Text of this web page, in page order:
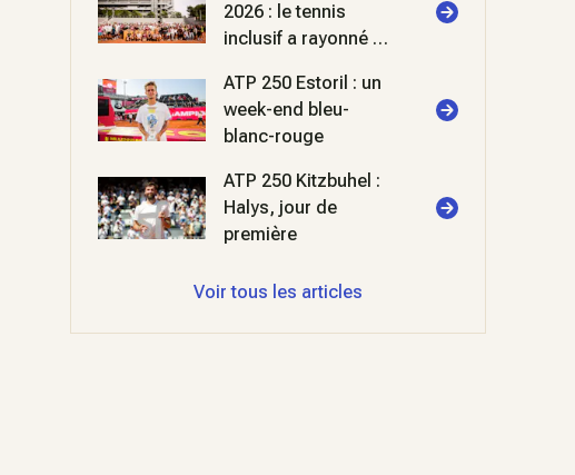
2026 : le tennis
inclusif a rayonné à
ATP 250 Estoril : un
week-end bleu-
blanc-rouge
ATP 250 Kitzbuhel :
Halys, jour de
première
Voir tous les articles